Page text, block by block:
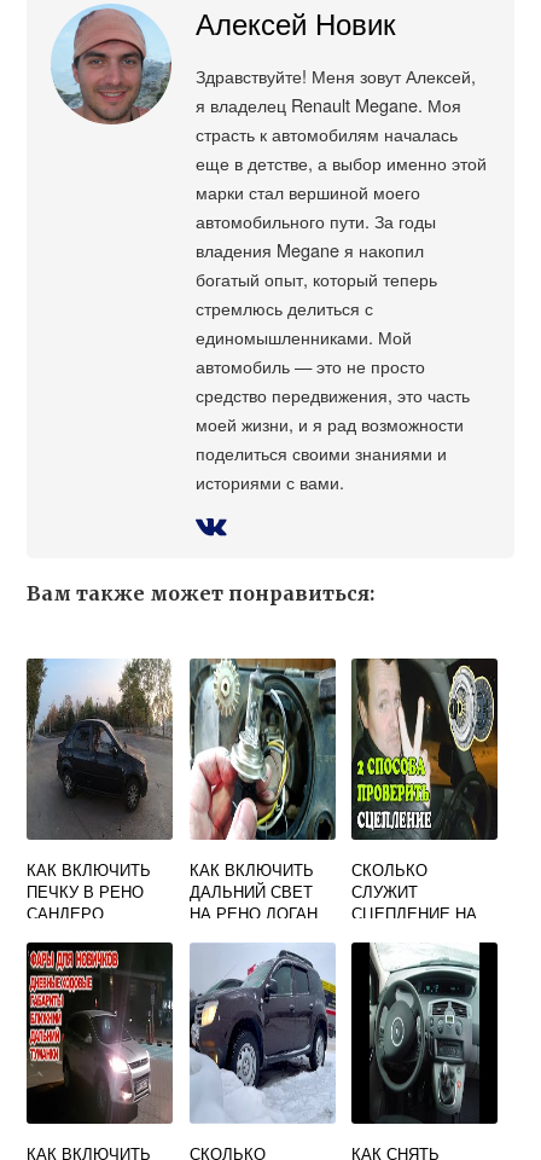
Алексей Новик
Здравствуйте! Меня зовут Алексей,
я владелец Renault Megane. Моя
страсть к автомобилям началась
еще в детстве, а выбор именно этой
марки стал вершиной моего
автомобильного пути. За годы
владения Megane я накопил
богатый опыт, который теперь
стремлюсь делиться с
единомышленниками. Мой
автомобиль — это не просто
средство передвижения, это часть
моей жизни, и я рад возможности
поделиться своими знаниями и
историями с вами.
Вам также может понравиться:
КАК ВКЛЮЧИТЬ
ПЕЧКУ В РЕНО
САНДЕРО
КАК ВКЛЮЧИТЬ
ДАЛЬНИЙ СВЕТ
НА РЕНО ЛОГАН
СКОЛЬКО
СЛУЖИТ
СЦЕПЛЕНИЕ НА
КАК ВКЛЮЧИТЬ СКОЛЬКО КАК СНЯТЬ